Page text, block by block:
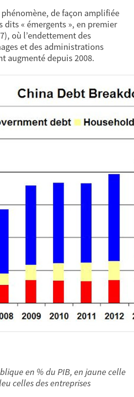
de façon amplifiée
dits « émergents », en premier
où l’endettement des
et des administrations
augmenté depuis 2008.
en % du PIB, en jaune celle
celles des entreprises